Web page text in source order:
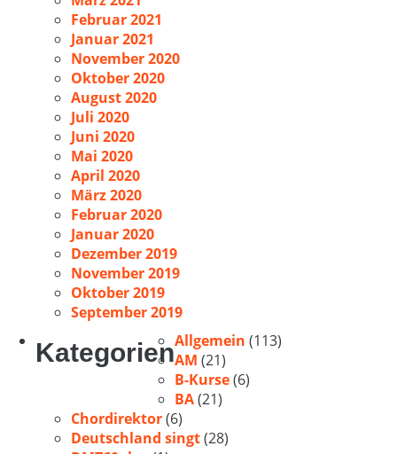
Februar 2021
Januar 2021
November 2020
Oktober 2020
August 2020
Juli 2020
Juni 2020
Mai 2020
April 2020
März 2020
Februar 2020
Januar 2020
Dezember 2019
November 2019
Oktober 2019
September 2019
KategorienAllgemein (113)
AM (21)
B-Kurse(6)
BA(21)
Chordirektor(6)
Deutschland singt(28)